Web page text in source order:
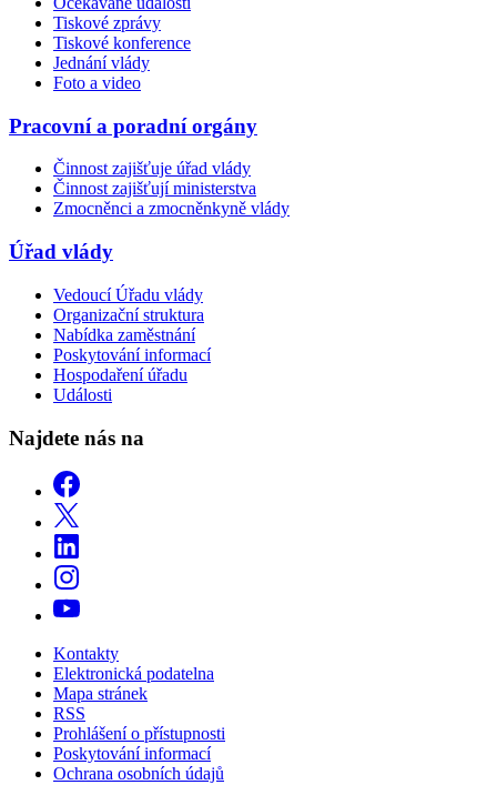
Tiskové zprávy
Tiskové konference
Jednání vlády
Foto a video
Pracovní a poradní orgány
Činnost zajišťuje úřad vlády
Činnost zajišťují ministerstva
Zmocněnci a zmocněnkyně vlády
Úřad vlády
Vedoucí Úřadu vlády
Organizační struktura
Nabídka zaměstnání
Poskytování informací
Hospodaření úřadu
Události
Najdete nás na
Kontakty
Elektronická podatelna
Mapa stránek
RSS
Prohlášení o přístupnosti
Poskytování informací
Ochrana osobních údajů